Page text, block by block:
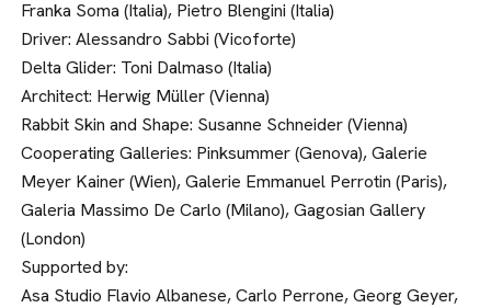
Franka Soma (Italia), Pietro Blengini (Italia)
Driver: Alessandro Sabbi (Vicoforte)
Delta Glider: Toni Dalmaso (Italia)
Architect: Herwig Müller (Vienna)
Rabbit Skin and Shape: Susanne Schneider (Vienna)
Cooperating Galleries: Pinksummer (Genova), Galerie
Meyer Kainer (Wien), Galerie Emmanuel Perrotin (Paris),
Galeria Massimo De Carlo (Milano), Gagosian Gallery
(London)
Supported by:
Asa Studio Flavio Albanese, Carlo Perrone, Georg Geyer,